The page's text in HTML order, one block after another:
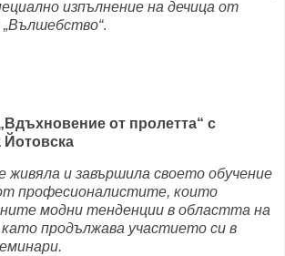
изпълнение на дечица от
.
от пролетта“ с
живяла и завършила своето обучение
професионалистите, които
модни тенденции в областта на
продължава участието си в